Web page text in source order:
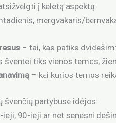
į keletą aspektų:
mergvakaris/
– tai, kas patiks
šventei tiks vienos temos,
– kai kurios temos
švenčių partybuse idėjos:
ieji, 90-ieji ar net senesni